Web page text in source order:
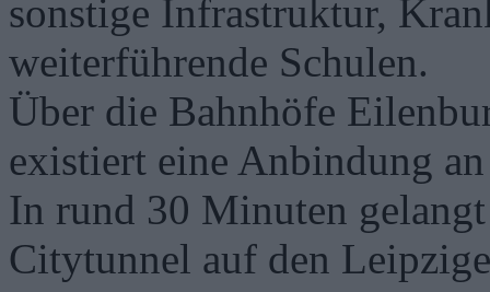
sonstige Infrastruktur,
weiterführende Schulen.
Über die Bahnhöfe
existiert eine Anbindung
In rund 30 Minuten
Citytunnel auf den